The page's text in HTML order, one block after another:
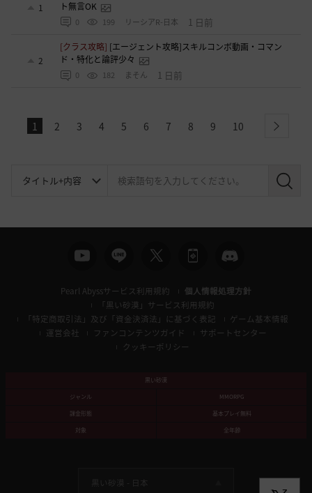
1
ト無言OK
0 199 リーシアR-日本 1 日前
2
[クラス攻略] [エージェント攻略]スキルコンボ動画・コマン
ド・特化と論評少々
0 182 まそん 1 日前
1 2 3 4 5 6 7 8 9 10 next
検
Pearl Abyssサービス利用規約
個人情報処理方針
「黒い砂漠」サービス利用規約
「特定商取引法」及び「資金決済法」に基づく表記
ゲーム基本情報
運営会社
ファンコンテンツガイド
サポートセンター
クッキーポリシー
黒い砂漠
ジャンル
MMORPG
課金形態
基本プレイ無料
対象
全年齢
黒い砂漠 - 日本